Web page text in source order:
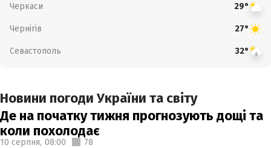
Черкаси 29°
Чернігів 27°
Севастополь 32°
Новини погоди України та світу
Де на початку тижня прогнозують дощі та
коли похолодає
10 серпня, 08:00 78